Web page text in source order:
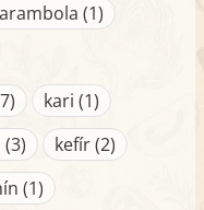
(1)
kari (1)
kefír (2)
(1)